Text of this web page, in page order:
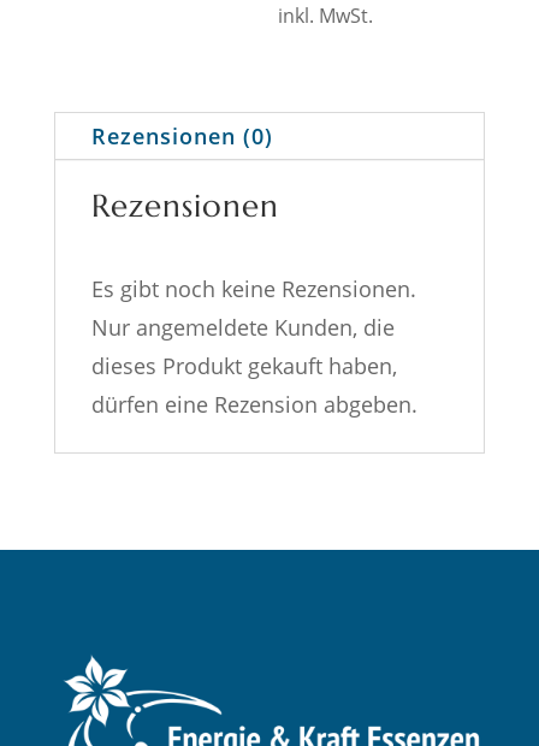
inkl. MwSt.
Rezensionen (0)
Rezensionen
Es gibt noch keine Rezensionen.
Nur angemeldete Kunden, die
dieses Produkt gekauft haben,
dürfen eine Rezension abgeben.